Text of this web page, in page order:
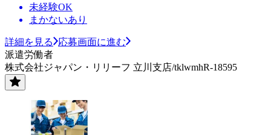
未経験OK
まかないあり
詳細を見る
応募画面に進む
派遣労働者
株式会社ジャパン・リリーフ 立川支店/tklwmhR-18595